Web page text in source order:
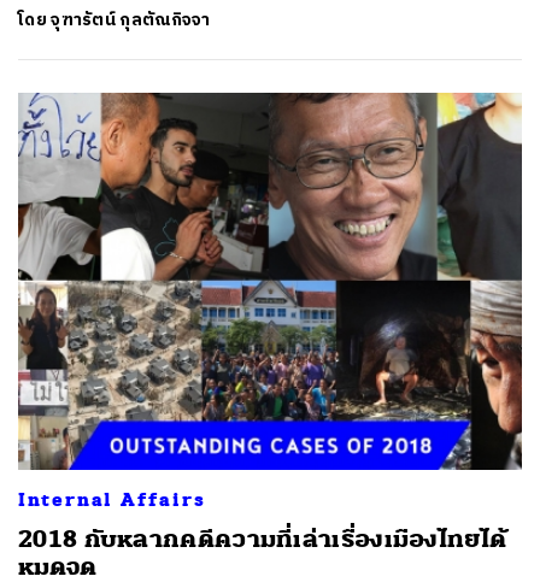
โดยจุฑารัตน์ กุลตัณกิจจา
Internal Affairs
2018 กับหลากคดีความที่เล่าเรื่องเมืองไทยได้
หมดจด